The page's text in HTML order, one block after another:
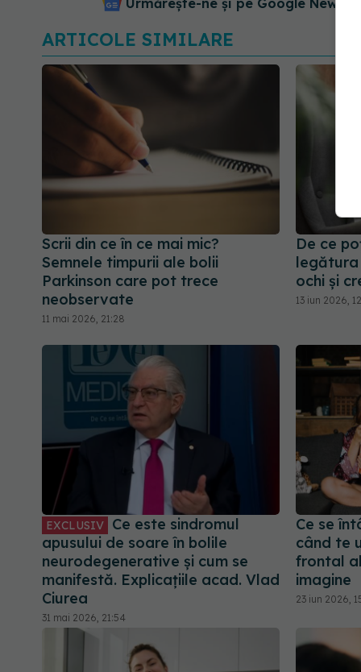
ARTICOLE SIMILARE
Scrii din ce în ce mai mic?
Semnele timpurii ale bolii
Parkinson care pot trece
neobservate
11 mai 2026, 21:28
De ce
legătura
ochi și
13 iun 2026,
EXCLUSIV
Ce este sindromul
apusului de soare în bolile
neurodegenerative și cum se
manifestă. Explicațiile acad. Vlad
Ciurea
31 mai 2026, 21:54
Ce se
când te
frontal
imagine
23 iun 2026,